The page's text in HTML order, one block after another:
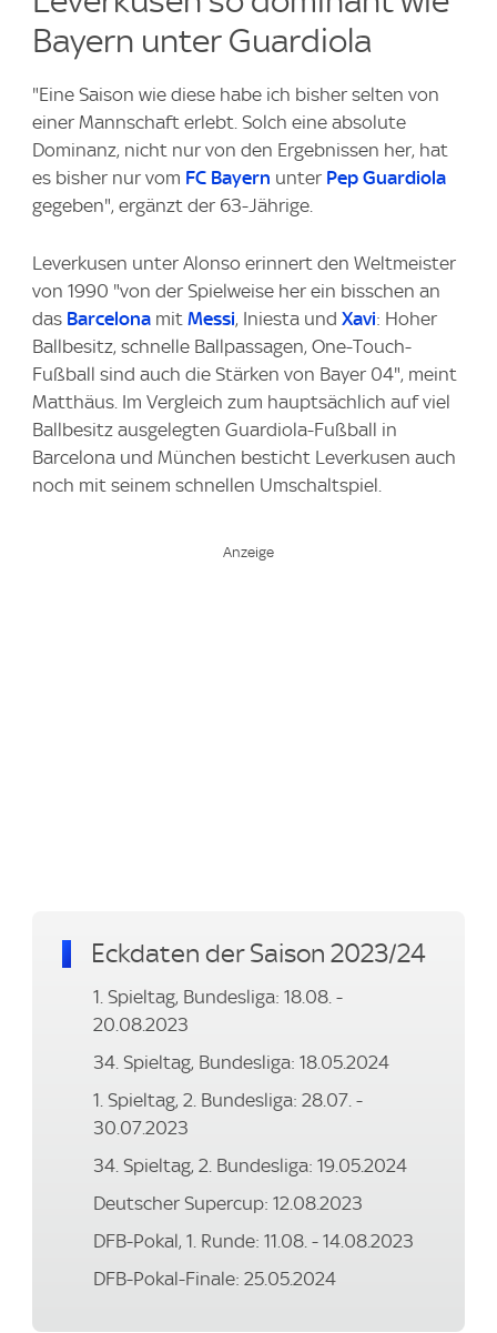
Bayern unter Guardiola
"Eine Saison wie diese habe ich bisher selten von
einer Mannschaft erlebt. Solch eine absolute
Dominanz, nicht nur von den Ergebnissen her, hat
es bisher nur vom FC Bayern unter Pep Guardiola
gegeben", ergänzt der 63-Jährige.
Leverkusen unter Alonso erinnert den Weltmeister
von 1990 "von der Spielweise her ein bisschen an
das Barcelona mit Messi, Iniesta und Xavi: Hoher
Ballbesitz, schnelle Ballpassagen, One-Touch-
Fußball sind auch die Stärken von Bayer 04", meint
Matthäus. Im Vergleich zum hauptsächlich auf viel
Ballbesitz ausgelegten Guardiola-Fußball in
Barcelona und München besticht Leverkusen auch
noch mit seinem schnellen Umschaltspiel.
Eckdaten der Saison 2023/24
1. Spieltag, Bundesliga: 18.08. -
20.08.2023
34. Spieltag, Bundesliga: 18.05.2024
1. Spieltag, 2. Bundesliga: 28.07. -
30.07.2023
34. Spieltag, 2. Bundesliga: 19.05.2024
Deutscher Supercup: 12.08.2023
DFB-Pokal, 1. Runde: 11.08. - 14.08.2023
DFB-Pokal-Finale: 25.05.2024